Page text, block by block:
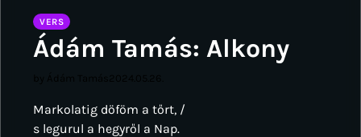
VERS
Ádám Tamás: Alkony
Markolatig döföm a tőrt, /
s legurul a hegyről a Nap.